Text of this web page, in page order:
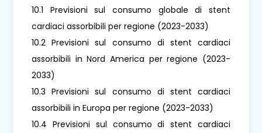
10.1 Previsioni sul consumo globale di stent
cardiaci assorbibili per regione (2023-2033)
10.2 Previsioni sul consumo di stent cardiaci
assorbibili in Nord America per regione (2023-
2033)
10.3 Previsioni sul consumo di stent cardiaci
assorbibili in Europa per regione (2023-2033)
10.4 Previsioni sul consumo di stent cardiaci